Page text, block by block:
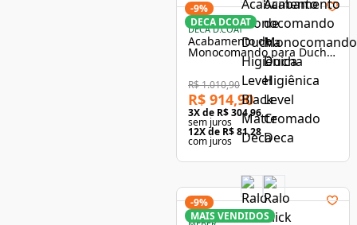
DECA D.COAT
Acabamento de
Monocomando para Ducha
Higiênica Level Red Gold
Deca Level
R$ 1.010,90
R$ 914,90
3X de R$ 304,96
sem juros
12X de R$ 81,28
com juros
-9%
DECA DCOAT
-9%
MAIS VENDIDOS